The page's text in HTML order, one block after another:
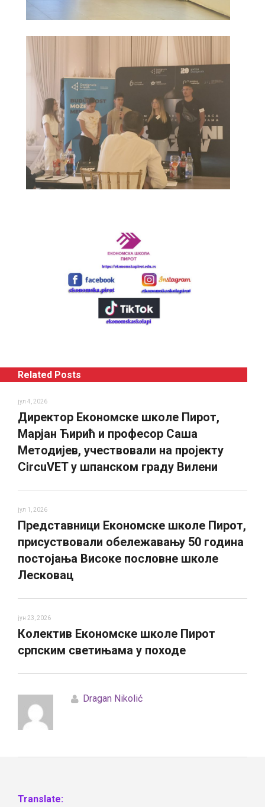
Related Posts
јул 4, 2026
Директор Економске школе Пирот,
Марјан Ћирић и професор Саша
Методијев, учествовали на пројекту
CircuVET у шпанском граду Вилени
јул 1, 2026
Представници Економске школе Пирот,
присуствовали обележавању 50 година
постојања Високе пословне школе
Лесковац
јун 23, 2026
Колектив Економске школе Пирот
српским светињама у походе
Dragan Nikolić
Translate: